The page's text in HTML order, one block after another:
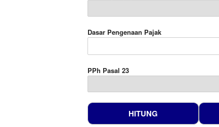
Dasar Pengenaan Pajak
PPh Pasal 23